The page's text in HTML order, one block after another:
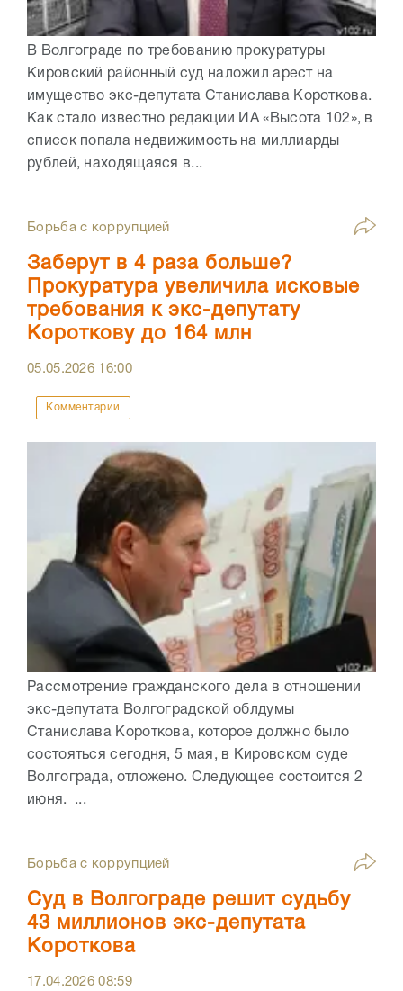
В Волгограде по требованию прокуратуры
Кировский районный суд наложил арест на
имущество экс-депутата Станислава Короткова.
Как стало известно редакции ИА «Высота 102», в
список попала недвижимость на миллиарды
рублей, находящаяся в...
Борьба с коррупцией
Заберут в 4 раза больше?
Прокуратура увеличила исковые
требования к экс-депутату
Короткову до 164 млн
05.05.2026 16:00
Комментарии
Рассмотрение гражданского дела в отношении
экс-депутата Волгоградской облдумы
Станислава Короткова, которое должно было
состояться сегодня, 5 мая, в Кировском суде
Волгограда, отложено. Следующее состоится 2
июня. ...
Борьба с коррупцией
Суд в Волгограде решит судьбу
43 миллионов экс-депутата
Короткова
17.04.202608:59